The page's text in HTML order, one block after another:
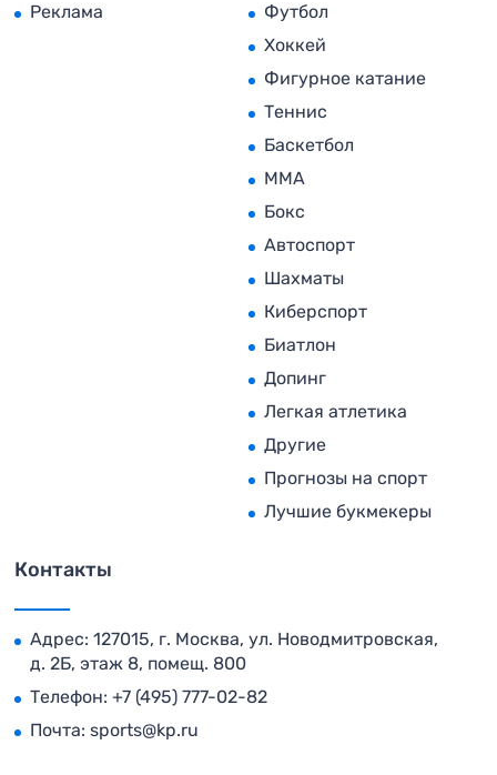
Реклама
Футбол
Хоккей
Фигурное катание
Теннис
Баскетбол
MMA
Бокс
Автоспорт
Шахматы
Киберспорт
Биатлон
Допинг
Легкая атлетика
Другие
Прогнозы на спорт
Лучшие букмекеры
Контакты
Адрес: 127015, г. Москва, ул. Новодмитровская,
д. 2Б, этаж 8, помещ. 800
Телефон: +7 (495) 777-02-82
Почта: sports@kp.ru